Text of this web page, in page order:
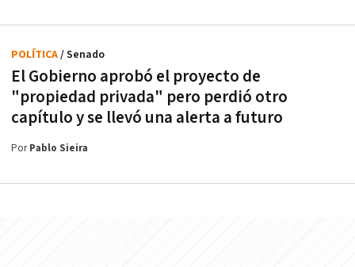
El Gobierno aprobó el proyecto de
"propiedad privada" pero perdió otro
capítulo y se llevó una alerta a futuro
POLÍTICA/ Senado
PorPablo Sieira